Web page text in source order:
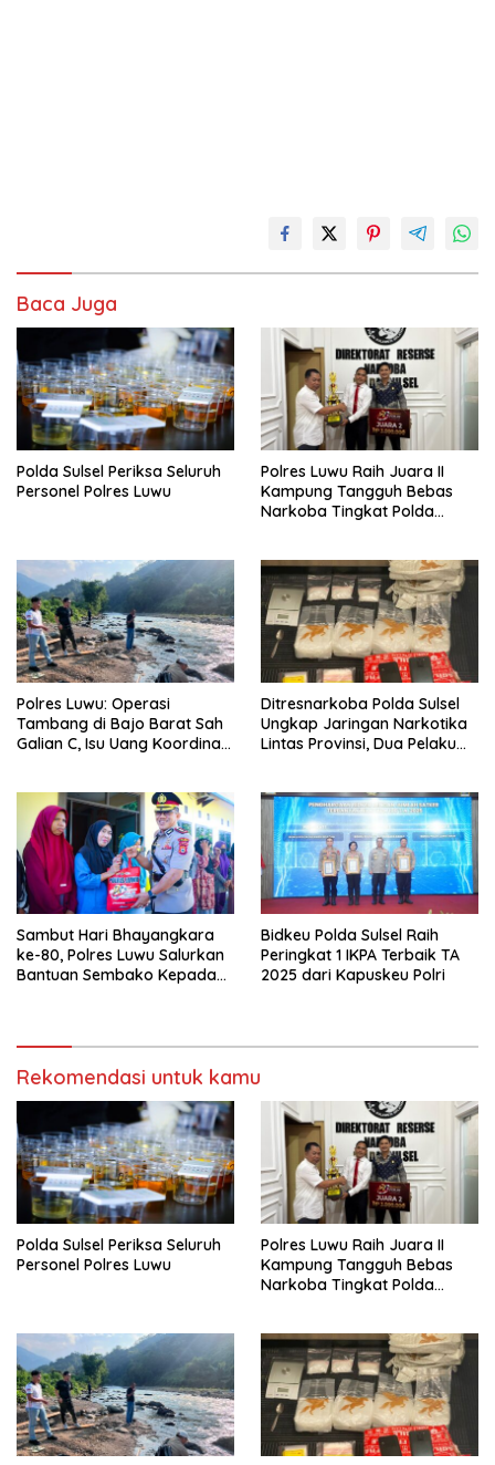
Baca Juga
Polda Sulsel Periksa Seluruh
Personel Polres Luwu
Polres Luwu Raih Juara II
Kampung Tangguh Bebas
Narkoba Tingkat Polda
Narkotika
Polres Luwu: Operasi
Tambang di Bajo Barat Sah
Galian C, Isu Uang Koordinasi
Ditresnarkoba Polda Sulsel
Ungkap Jaringan Narkotika
Lintas Provinsi, Dua Pelaku
Sambut Hari Bhayangkara
ke-80, Polres Luwu Salurkan
Bantuan Sembako Kepada
Bidkeu Polda Sulsel Raih
Peringkat 1 IKPA Terbaik TA
2025 dari Kapuskeu Polri
Rekomendasi untuk kamu
Polda Sulsel Periksa Seluruh
Personel Polres Luwu
Polres Luwu Raih Juara II
Kampung Tangguh Bebas
Narkoba Tingkat Polda
Narkotika